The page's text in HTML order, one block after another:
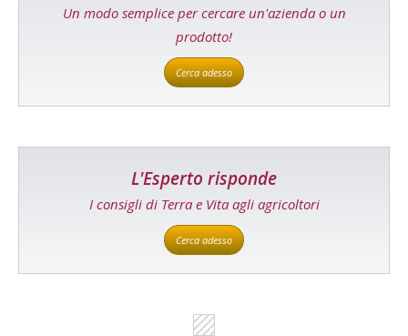
Un modo semplice per cercare un'azienda o un
prodotto!
Cerca adesso
L'Esperto risponde
I consigli di Terra e Vita agli agricoltori
Cerca adesso